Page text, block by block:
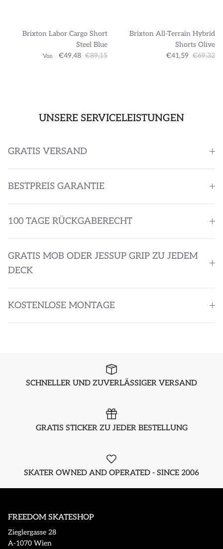
Brixton Labor Cargo Short
Steel Blue
Von €49,48 €89,15
Brixton All-Terrain Hybrid
Shorts Olive
€41,59 €69,32
UNSERE SERVICELEISTUNGEN
GRATIS VERSAND
BESTPREIS GARANTIE
100 TAGE RÜCKGABERECHT
GRATIS MOB ODER JESSUP GRIP ZU JEDEM
DECK
KOSTENLOSE MONTAGE
SCHNELLER UND ZUVERLÄSSIGER VERSAND
GRATIS STICKER ZU JEDER BESTELLUNG
SKATER OWNED AND OPERATED - SINCE 2006
FREEDOM SKATESHOP
Zieglergasse 28
A-1070 Wien